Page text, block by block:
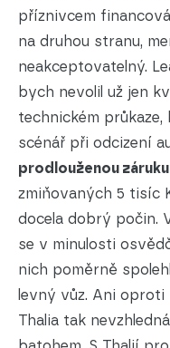
příznivcem
na druhou stranu,
neakceptovatelný.
bych nevolil už jen
technickém
scénář při odcizení
prodlouženou záruku
zmiňovaných 5 tisíc
docela dobrý počin.
se v minulosti
nich poměrně
levný vůz. Ani
Thalia tak